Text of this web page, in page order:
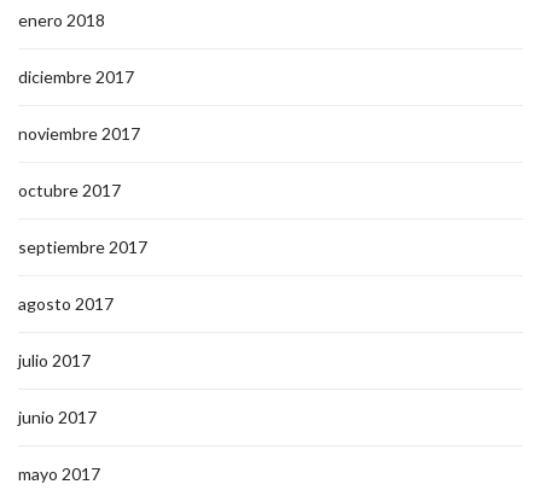
enero 2018
diciembre 2017
noviembre 2017
octubre 2017
septiembre 2017
agosto 2017
julio 2017
junio 2017
mayo 2017